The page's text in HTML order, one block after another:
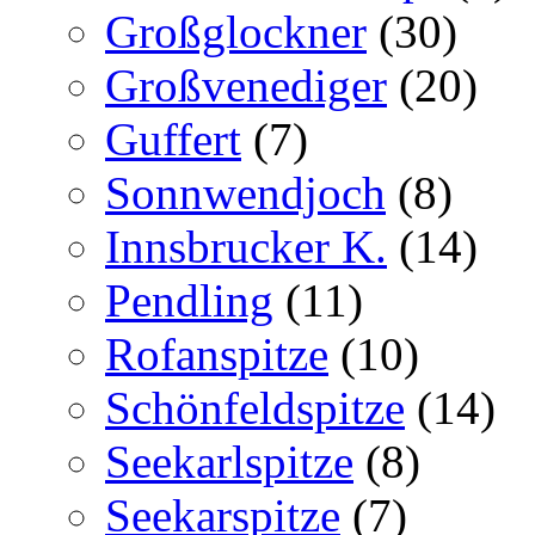
Großglockner (30)
Großvenediger (20)
Guffert (7)
Sonnwendjoch (8)
Innsbrucker K. (14)
Pendling (11)
Rofanspitze (10)
Schönfeldspitze (14)
Seekarlspitze (8)
Seekarspitze (7)